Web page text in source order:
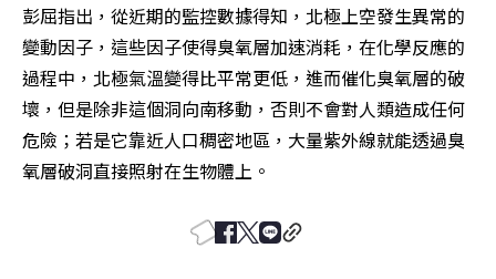
彭屈指出，從近期的監控數據得知，北極上空發生異常的
變動因子，這些因子使得臭氧層加速消耗，在化學反應的
過程中，北極氣溫變得比平常更低，進而催化臭氧層的破
壞，但是除非這個洞向南移動，否則不會對人類造成任何
危險；若是它靠近人口稠密地區，大量紫外線就能透過臭
氧層破洞直接照射在生物體上。